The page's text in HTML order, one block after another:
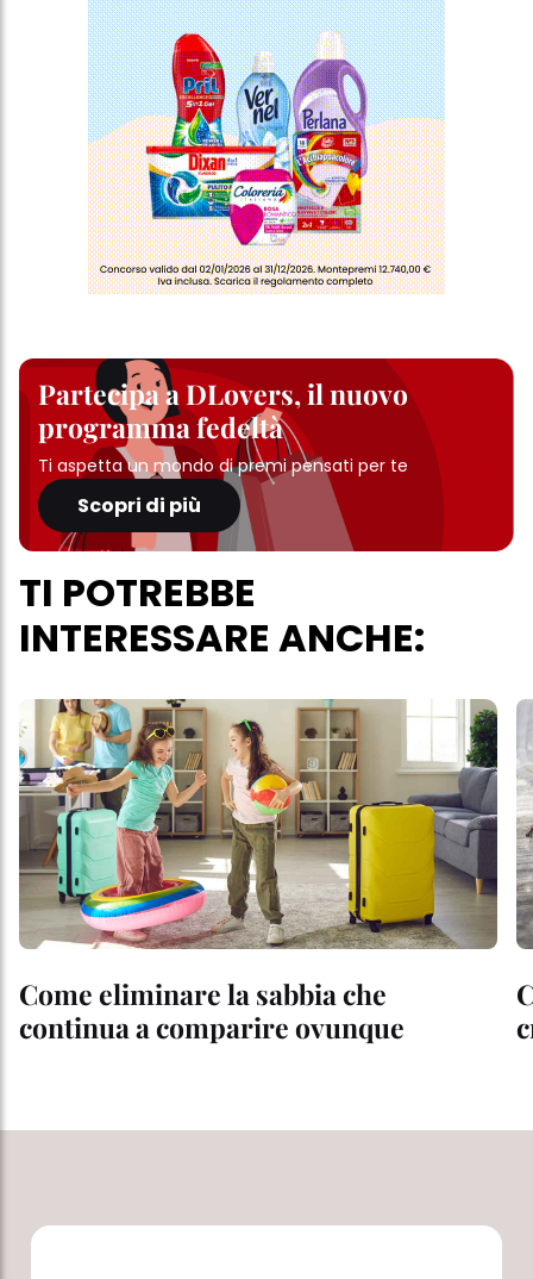
Partecipa a DLovers, il nuovo
programma fedeltà
Ti aspetta un mondo di premi pensati per te
Scopri di più
TI POTREBBE
INTERESSARE ANCHE:
Come eliminare la sabbia che
continua a comparire ovunque